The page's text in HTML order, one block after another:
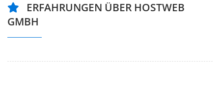
ERFAHRUNGEN ÜBER HOSTWEB
GMBH